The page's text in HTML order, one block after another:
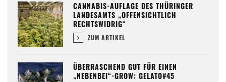
CANNABIS-AUFLAGE DES THÜRINGER
LANDESAMTS „OFFENSICHTLICH
RECHTSWIDRIG“
ZUM ARTIKEL
ÜBERRASCHEND GUT FÜR EINEN
„NEBENBEI“-GROW: GELATO#45